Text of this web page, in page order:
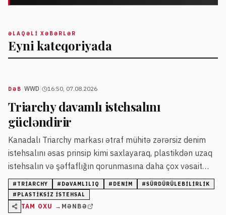
ƏLAQƏLI XƏBƏRLƏR
Eyni kateqoriyada
DƏB WWD 16:50, 07.08.2026
Triarchy davamlı istehsalını
gücləndirir
Kanadalı Triarchy markası ətraf mühitə zərərsiz denim
istehsalını əsas prinsip kimi saxlayaraq, plastikdən uzaq
istehsalın və şəffaflığın qorunmasına daha çox vəsait
ayırır. Brend innovativ parça texnologiyalarına sərmayə
yatıraraq biznesini daha davamlı etmək üçün cəhd
göstərir.
# TRIARCHY # DƏVAMLILIQ # DENIM #SÜRDÜRÜLEBILIRLIK
# PLASTIKSIZ ISTEHSAL
TAM OXU → MƏNBƏ